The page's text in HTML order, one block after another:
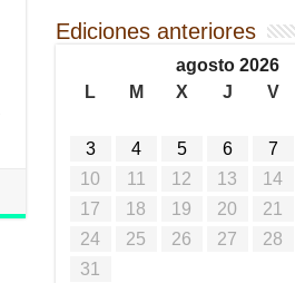
Ediciones anteriores
agosto 2026
L
M X J V
3
4 5 6 7
10
11 12 13 14
17
18 19 20 21
24
25 26 27 28
31